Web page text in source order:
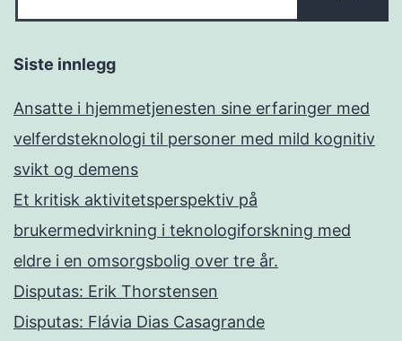
Siste innlegg
Ansatte i hjemmetjenesten sine erfaringer med
velferdsteknologi til personer med mild kognitiv
svikt og demens
Et kritisk aktivitetsperspektiv på
brukermedvirkning i teknologiforskning med
eldre i en omsorgsbolig over tre år.
Disputas: Erik Thorstensen
Disputas: Flávia Dias Casagrande